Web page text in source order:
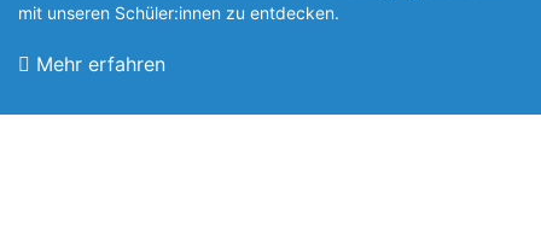
mit unseren Schüler:innen zu entde­cken.
Mehr erfahren